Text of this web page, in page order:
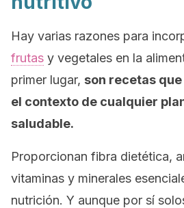
Hay varias razones para
frutas y vegetales en la
primer lugar, son recetas
el contexto de cualquier
saludable.
Proporcionan fibra dietética,
vitaminas y minerales
nutrición. Y aunque por sí